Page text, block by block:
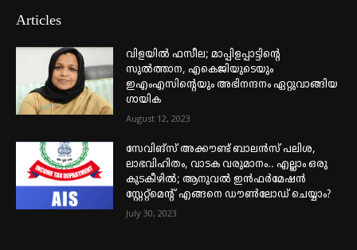
Articles
വിളയിൽ ഫസീല; മാപ്പിളപ്പാട്ടിന്റെ
സുൽത്താന, എകെജിയുടെയും
ഇഎംഎസിന്റെയും അഭിനന്ദനം ഏറ്റുവാങ്ങിയ
ഗായിക
August 12, 2023
സേവിങ്സ് അക്കൗണ്ട് ബാലൻസ് പലിശ,
ലാഭവിഹിതം, വാടക വരുമാനം.. എല്ലാം ഒരു
കുടകീഴിൽ; ആനുവൽ ഇൻഫർമേഷൻ
സ്റ്റേറ്റ്മെന്റ് എങ്ങനെ ഡൗൺലോഡ് ചെയ്യാം?
July 30, 2023